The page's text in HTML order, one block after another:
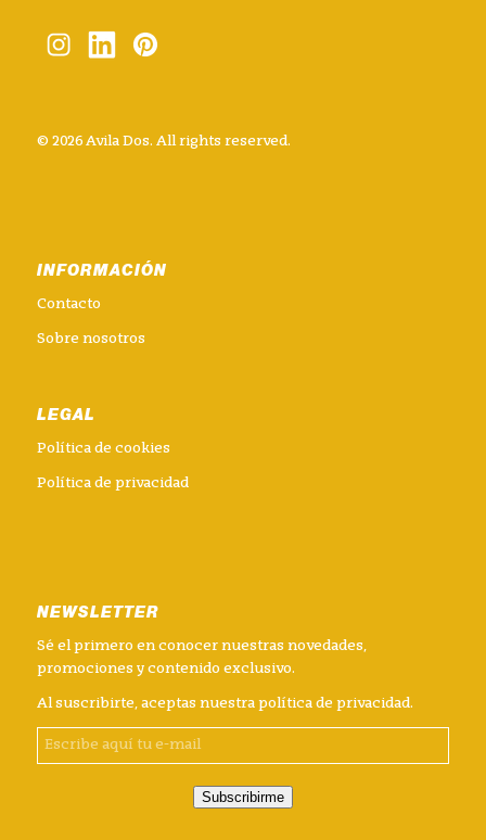
© 2026 Avila Dos. All rights reserved.
INFORMACIÓN
Contacto
Sobre nosotros
LEGAL
Política de cookies
Política de privacidad
NEWSLETTER
Sé el primero en conocer nuestras novedades,
promociones y contenido exclusivo.
Al suscribirte, aceptas nuestra política de privacidad.
Subscribirme